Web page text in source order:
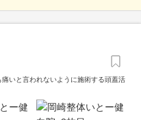
いと言われないように施術する頭蓋活